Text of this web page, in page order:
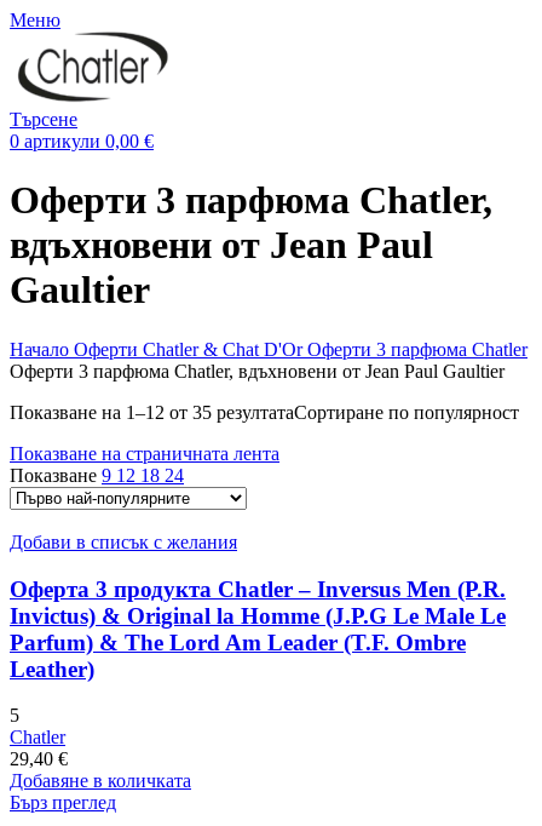
Меню
Търсене
0 артикули 0,00 €
Оферти 3 парфюма Chatler,
вдъхновени от Jean Paul
Gaultier
Начало Оферти Chatler & Chat D'OrОферти 3 парфюма Chatler
Оферти 3 парфюма Chatler, вдъхновени от Jean Paul Gaultier
Показване на 1–12 от 35 резултатаСортиране по популярност
Показване на страничната лента
Показване 9 12 18 24
Добави в списък с желания
Оферта 3 продукта Chatler – Inversus Men (P.R.
Invictus) & Original la Homme (J.P.G Le Male Le
Parfum) & The Lord Am Leader (T.F. Ombre
Leather)
5
Chatler
29,40 €
Добавяне в количката
Бърз преглед